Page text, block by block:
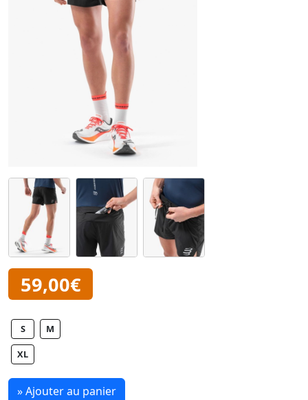
59,00€
S M
XL
» Ajouter au panier